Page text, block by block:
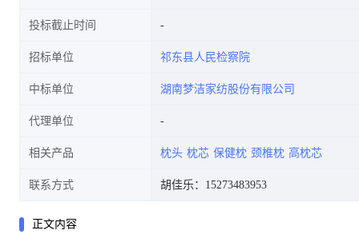
投标截止时间
招标单位 祁东县人民检察院
中标单位 湖南梦洁家纺股份有限公司
代理单位
相关产品 枕头 枕芯 保健枕 颈椎枕 高枕芯
联系方式 胡佳乐：15273483953
正文内容